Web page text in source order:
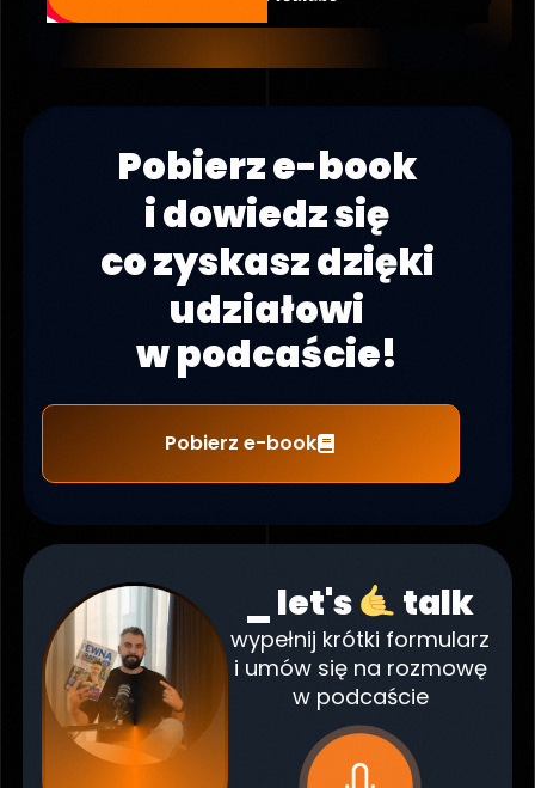
Pobierz e-book
i dowiedz się
co zyskasz dzięki
udziałowi
w podcaście!
Pobierz e-book
_ let's talk
wypełnij krótki formularz
i umów się na rozmowę
w podcaście